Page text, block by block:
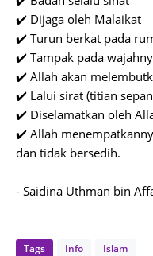
✔️ Dijaga oleh Malaikat
✔️ Turun berkat pada
✔️ Tampak pada
✔️ Allah akan
✔️ Lalui sirat (titian
✔️ Diselamatkan oleh
✔️ Allah
dan tidak bersedih.
- Saidina Uthman bin
Tags Info Islam